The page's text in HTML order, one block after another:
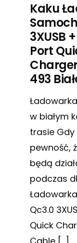
Kaku
3XUSB
Port
493
w białym
trasie
pewność,
będą
podczas
Qc3.0
Quick